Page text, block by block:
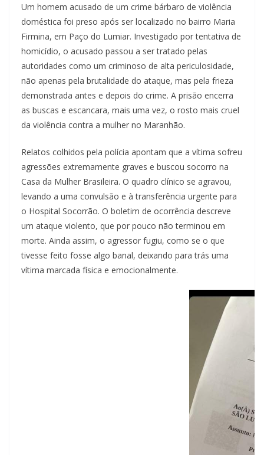
Um homem acusado de um crime bárbaro de violência
doméstica foi preso após ser localizado no bairro Maria
Firmina, em Paço do Lumiar. Investigado por tentativa de
homicídio, o acusado passou a ser tratado pelas
autoridades como um criminoso de alta periculosidade,
não apenas pela brutalidade do ataque, mas pela frieza
demonstrada antes e depois do crime. A prisão encerra
as buscas e escancara, mais uma vez, o rosto mais cruel
da violência contra a mulher no Maranhão.
Relatos colhidos pela polícia apontam que a vítima sofreu
agressões extremamente graves e buscou socorro na
Casa da Mulher Brasileira. O quadro clínico se agravou,
levando a uma convulsão e à transferência urgente para
o Hospital Socorrão. O boletim de ocorrência descreve
um ataque violento, que por pouco não terminou em
morte. Ainda assim, o agressor fugiu, como se o que
tivesse feito fosse algo banal, deixando para trás uma
vítima marcada física e emocionalmente.